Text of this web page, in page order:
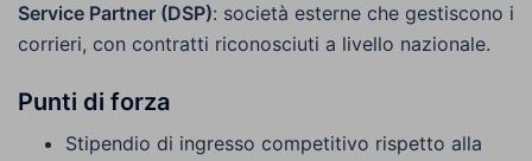
Service Partner (DSP): società esterne che gestiscono i
corrieri, con contratti riconosciuti a livello nazionale.
Punti di forza
Stipendio di ingresso competitivo rispetto alla